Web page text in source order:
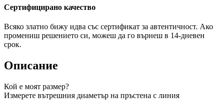
Сертифицирано качество
Всяко златно бижу идва със сертификат за автентичност. Ако
промениш решението си, можеш да го върнеш в 14-дневен
срок.
Описание
Кой е моят размер?
Измерете вътрешния диаметър на пръстена с линия